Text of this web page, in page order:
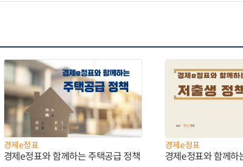
경제e정표
경제e정표와 함께하는 주택공급 정책
경제e정표
경제e정표와 함께하